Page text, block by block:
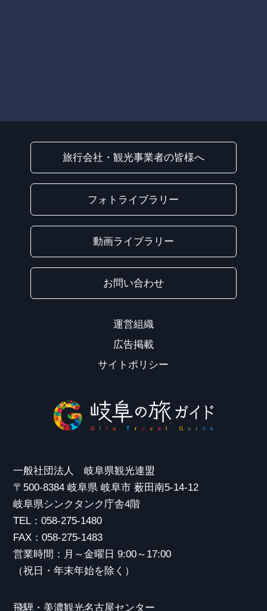
旅行会社・観光事業者の皆様へ
フォトライブラリー
動画ライブラリー
お問い合わせ
運営組織
広告掲載
サイトポリシー
一般社団法人 岐阜県観光連盟
〒500-8384 岐阜県 岐阜市 薮田南5-14-12
岐阜県シンクタンク庁舎4階
TEL：058-275-1480
FAX：058-275-1483
営業時間：月～金曜日 9:00～17:00
（祝日・年末年始を除く）
飛騨・美濃観光名古屋センター